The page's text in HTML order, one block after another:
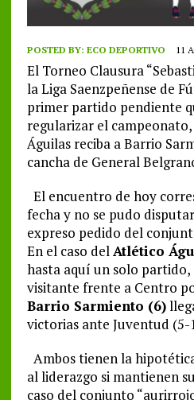
POSTED BY: ECO DEPORTIVO 11
El Torneo Clausura
la Liga Saenzpeñense de
primer partido pendiente
regularizar el campeonato,
Águilas reciba a Barrio
cancha de General
El encuentro de hoy
fecha y no se pudo
expreso pedido del
En el caso delAtlético
hasta aquí un solo
visitante frente a Centro
Barrio Sarmiento (6)
victorias ante Juventud (5-
Ambos tienen la
al liderazgo si mantienen
caso del conjunto